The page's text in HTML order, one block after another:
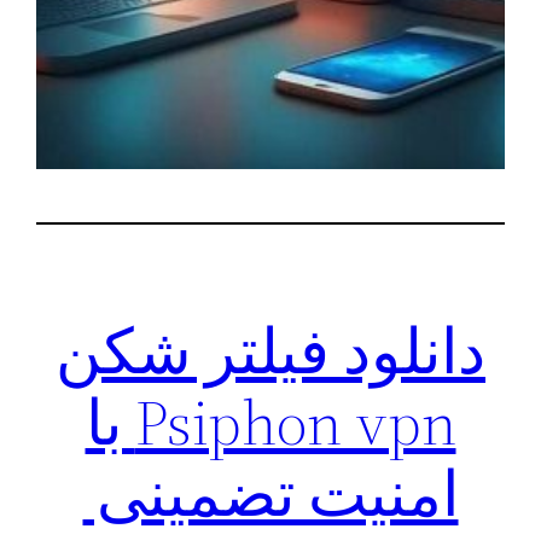
دانلود فیلتر شکن
Psiphon vpn با
امنیت تضمینی